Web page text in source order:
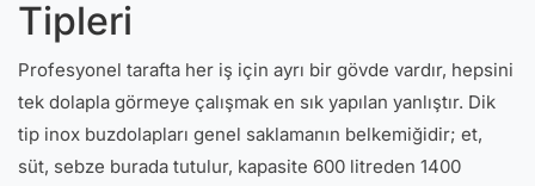
Tipleri
Profesyonel tarafta her iş için ayrı bir gövde vardır, hepsini
tek dolapla görmeye çalışmak en sık yapılan yanlıştır. Dik
tip inox buzdolapları genel saklamanın belkemiğidir; et,
süt, sebze burada tutulur, kapasite 600 litreden 1400